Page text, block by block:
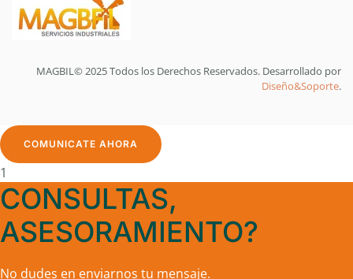
MAGBIL© 2025 Todos los Derechos Reservados. Desarrollado por
Diseño&Soporte.
COMUNICATE AHORA
1
CONSULTAS,
ASESORAMIENTO?
No dudes en enviarnos tu mensaje.